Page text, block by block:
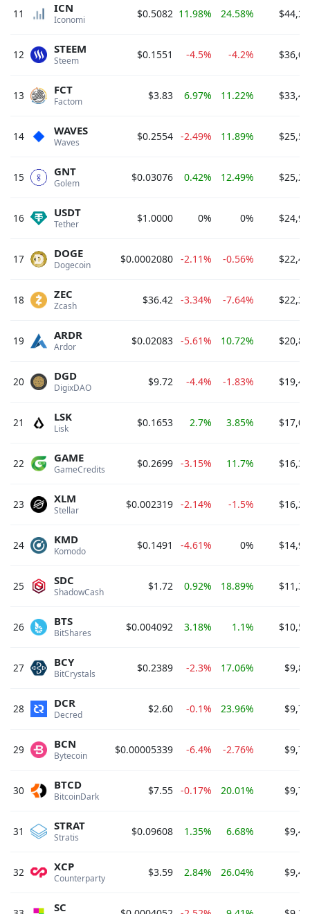
11 Iconomi
ICN $0.5082 11.98% 24.58%
12 Steem
STEEM $0.1551 -4.5% -4.2%
13 Factom
FCT $3.83 6.97% 11.22%
14 Waves
WAVES $0.2554 -2.49% 11.89%
15 Golem
GNT $0.03076 0.42% 12.49%
16 Tether
USDT $1.0000 0% 0%
17 Dogecoin
DOGE $0.0002080 -2.11% -0.56%
18 Zcash
ZEC $36.42 -3.34% -7.64%
19 Ardor
ARDR $0.02083 -5.61% 10.72%
20 DigixDAO
DGD $9.72 -4.4% -1.83%
21 Lisk
LSK $0.1653 2.7% 3.85%
22 GameCredits
GAME $0.2699 -3.15% 11.7%
23 Stellar
XLM $0.002319 -2.14% -1.5%
24 Komodo
KMD $0.1491 -4.61% 0%
25 ShadowCash
SDC $1.72 0.92% 18.89%
26 BitShares
BTS $0.004092 3.18% 1.1%
27 BitCrystals
BCY $0.2389 -2.3% 17.06%
28 Decred
DCR $2.60 -0.1% 23.96%
29 Bytecoin
BCN $0.00005339 -6.4% -2.76%
30 BitcoinDark
BTCD $7.55 -0.17% 20.01%
31 Stratis
STRAT $0.09608 1.35% 6.68%
32 Counterparty
XCP $3.59 2.84% 26.04%
SC